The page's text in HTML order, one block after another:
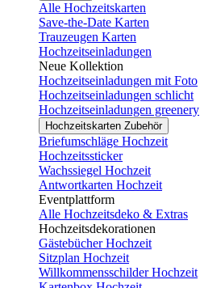
Alle Hochzeitskarten
Save-the-Date Karten
Trauzeugen Karten
Hochzeitseinladungen
Neue Kollektion
Hochzeitseinladungen mit Foto
Hochzeitseinladungen schlicht
Hochzeitseinladungen greenery
Hochzeitskarten Zubehör
Briefumschläge Hochzeit
Hochzeitssticker
Wachssiegel Hochzeit
Antwortkarten Hochzeit
Eventplattform
Alle Hochzeitsdeko & Extras
Hochzeitsdekorationen
Gästebücher Hochzeit
Sitzplan Hochzeit
Willkommensschilder Hochzeit